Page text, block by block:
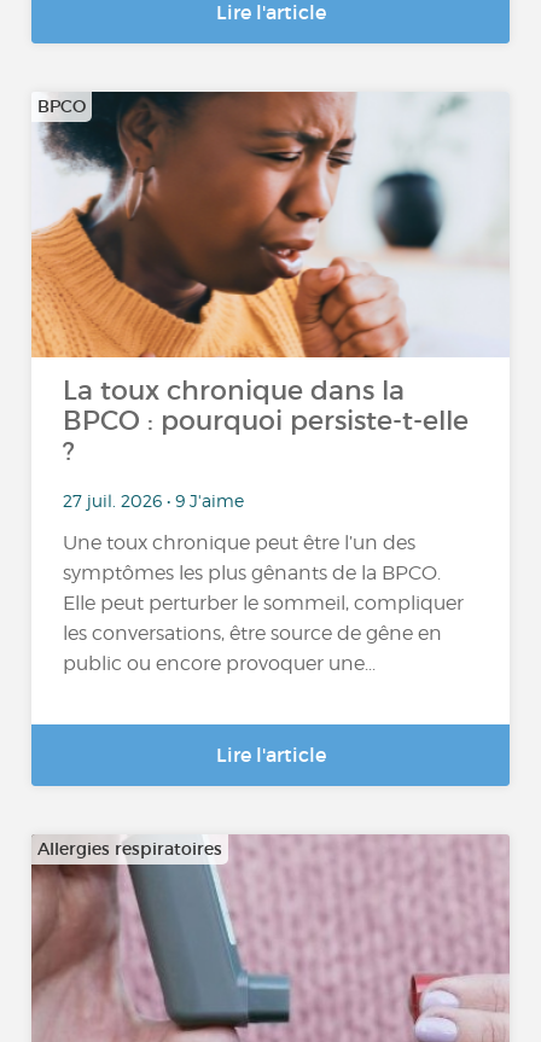
Lire l'article
BPCO
La toux chronique dans la
BPCO : pourquoi persiste-t-elle
?
27 juil. 2026 • 9 J'aime
Une toux chronique peut être l’un des
symptômes les plus gênants de la BPCO.
Elle peut perturber le sommeil, compliquer
les conversations, être source de gêne en
public ou encore provoquer une...
Lire l'article
Allergies respiratoires